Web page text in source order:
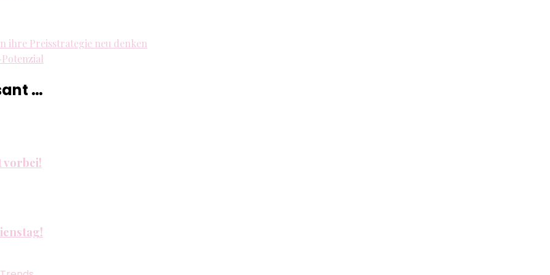
ihre Preisstrategie neu denken
…
vorbei!